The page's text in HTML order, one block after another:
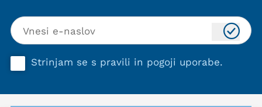
Strinjam se s pravili in pogoji uporabe.